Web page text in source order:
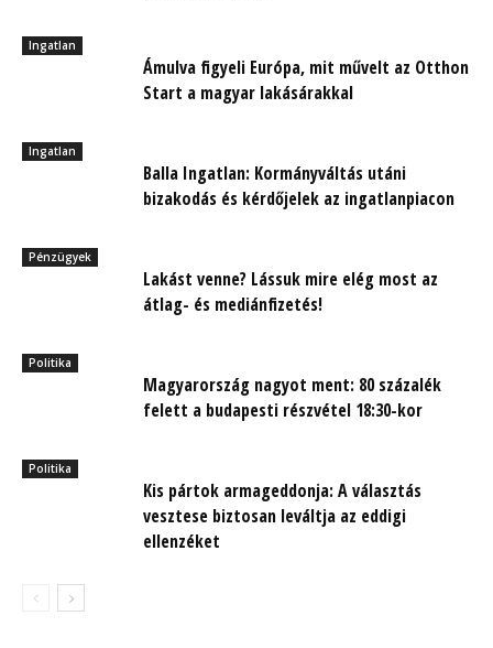
Ingatlan
Ámulva figyeli Európa, mit művelt az Otthon
Start a magyar lakásárakkal
Ingatlan
Balla Ingatlan: Kormányváltás utáni
bizakodás és kérdőjelek az ingatlanpiacon
Pénzügyek
Lakást venne? Lássuk mire elég most az
átlag- és mediánfizetés!
Politika
Magyarország nagyot ment: 80 százalék
felett a budapesti részvétel 18:30-kor
Politika
Kis pártok armageddonja: A választás
vesztese biztosan leváltja az eddigi
ellenzéket